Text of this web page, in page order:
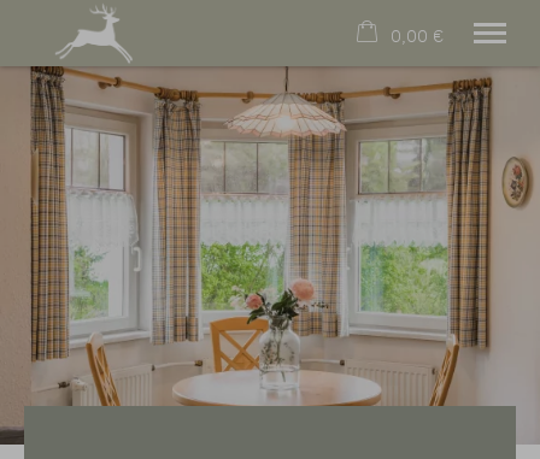
Unsere Wohnungen
Online Buchen
Lage & Anreise
Tradition
Kontakt
FAQs
Tel.08322 2161
0,00 €
Warenkorb ist leer